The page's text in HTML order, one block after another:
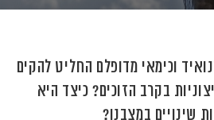
וכימאי מדופלם החליט להקים
בקרב הזוכים? כיצד היא
שינויים במצבנו?